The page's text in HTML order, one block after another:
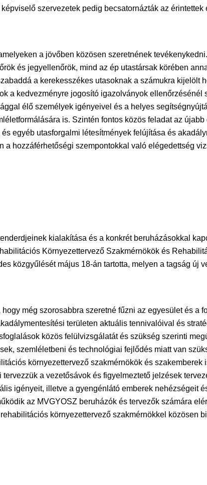
szervezetek pedig becsatornázták az érintettek
a jövőben közösen szeretnének
és jegyellenőrök, mind az ép utastársak körében
a kerekesszékes utasoknak a számukra kijelölt
a kedvezményre jogosító igazolványok ellenőrzésénél
élő személyek igényeivel és a helyes
is. Szintén fontos közös feladat az
egyéb utasforgalmi létesítmények felújítása és
hozzáférhetőségi szempontokkal való elégedettség
kialakítása és a konkrét beruházásokkal
Környezettervező Szakmérnökök és
közgyűlését május 18-án tartotta, melyen a tagság új
még szorosabbra szeretné fűzni az egyesület és a
területen aktuális tennivalóival és
közös felülvizsgálatát és szükség szerinti
szemléletbeni és technológiai fejlődés miatt van
környezettervező szakmérnökök és szakemberek
a vezetősávok és figyelmeztető jelzések
igényeit, illetve a gyengénlátó emberek nehézségeit
az MVGYOSZ beruházók és tervezők számára
környezettervező szakmérnökkel közösen